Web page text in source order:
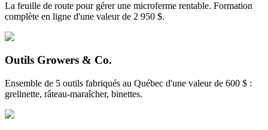
La feuille de route pour gérer une microferme rentable. Formation
complète en ligne d'une valeur de 2 950 $.
Outils Growers & Co.
Ensemble de 5 outils fabriqués au Québec d'une valeur de 600 $ :
grelinette, râteau-maraîcher, binettes.